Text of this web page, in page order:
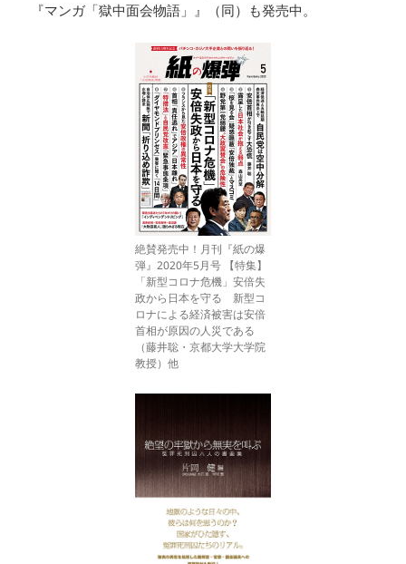
『マンガ「獄中面会物語」』（同）も発売中。
絶賛発売中！月刊『紙の爆
弾』2020年5月号 【特集】
「新型コロナ危機」安倍失
政から日本を守る 新型コ
ロナによる経済被害は安倍
首相が原因の人災である
（藤井聡・京都大学大学院
教授）他